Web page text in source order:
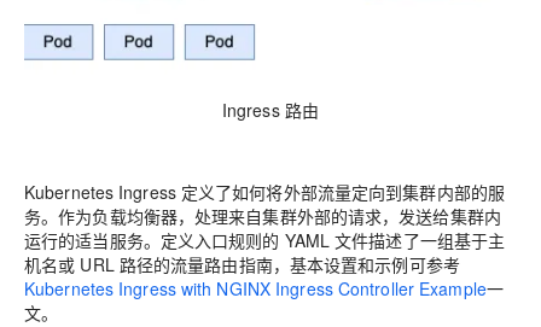
Ingress 路由
Kubernetes Ingress 定义了如何将外部流量定向到集群内部的服
务。作为负载均衡器，处理来自集群外部的请求，发送给集群内
运行的适当服务。定义入口规则的 YAML 文件描述了一组基于主
机名或 URL 路径的流量路由指南，基本设置和示例可参考
Kubernetes Ingress with NGINX Ingress Controller Example一
文。